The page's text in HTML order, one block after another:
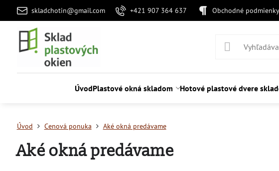
skladchotin@gmail.com +421 907 364 637 Obchodné podmienky
ÚvodPlastové okná skladom Hotové plastové dvere
Úvod Cenová ponuka Aké okná predávame
Aké okná predávame